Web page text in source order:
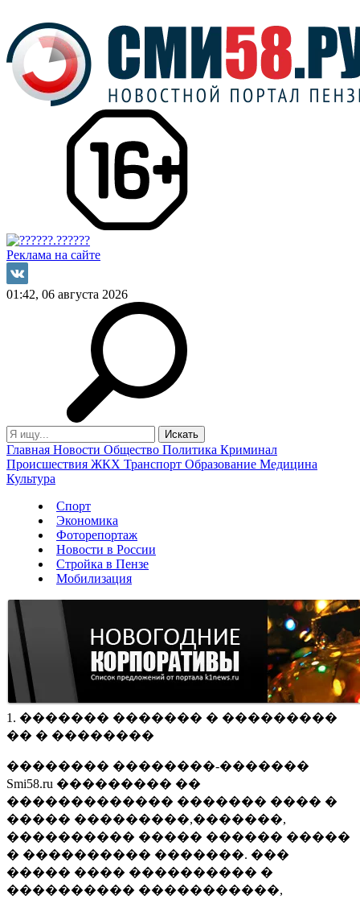
Реклама на сайте
01:42, 06 августа 2026
Главная Новости Общество Политика Криминал
Происшествия ЖКХ Транспорт Образование Медицина
Культура
Спорт
Экономика
Фоторепортаж
Новости в России
Стройка в Пензе
Мобилизация
1. ������� ������� � ���������
�� � ��������
�������� ��������-�������
Smi58.ru ��������� ��
������������� ������� ���� �
����� ���������,�������,
���������� ����� ������ �����
� ���������� �������. ���
����� ���� ���������� �
���������� �����������,